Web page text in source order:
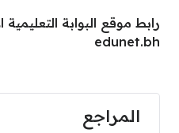
رابط موقع البوابة التعليمية
edunet.bh
المراجع